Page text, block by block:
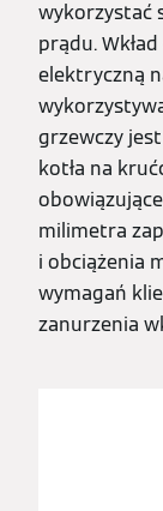
wykorzystać
prądu.
elektryczną
grzewczy
kotła na
milimetra
i obciążenia
wymagań
zanurzenia